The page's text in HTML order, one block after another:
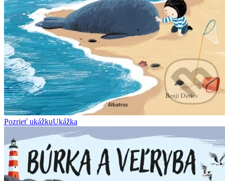
Pozrieť ukážkuUkážka